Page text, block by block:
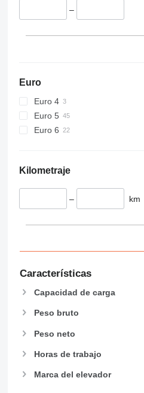
–
Euro
Euro 4
Euro 5
Euro 6
Kilometraje
– km
Características
Capacidad de carga
Peso bruto
Peso neto
Horas de trabajo
Marca del elevador